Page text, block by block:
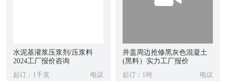
水泥基灌浆压浆剂/压浆料
2024工厂报价咨询
起订：1千克 电议
井盖周边抢修黑灰色混凝土
(黑料）实力工厂报价
起订：1吨 电议